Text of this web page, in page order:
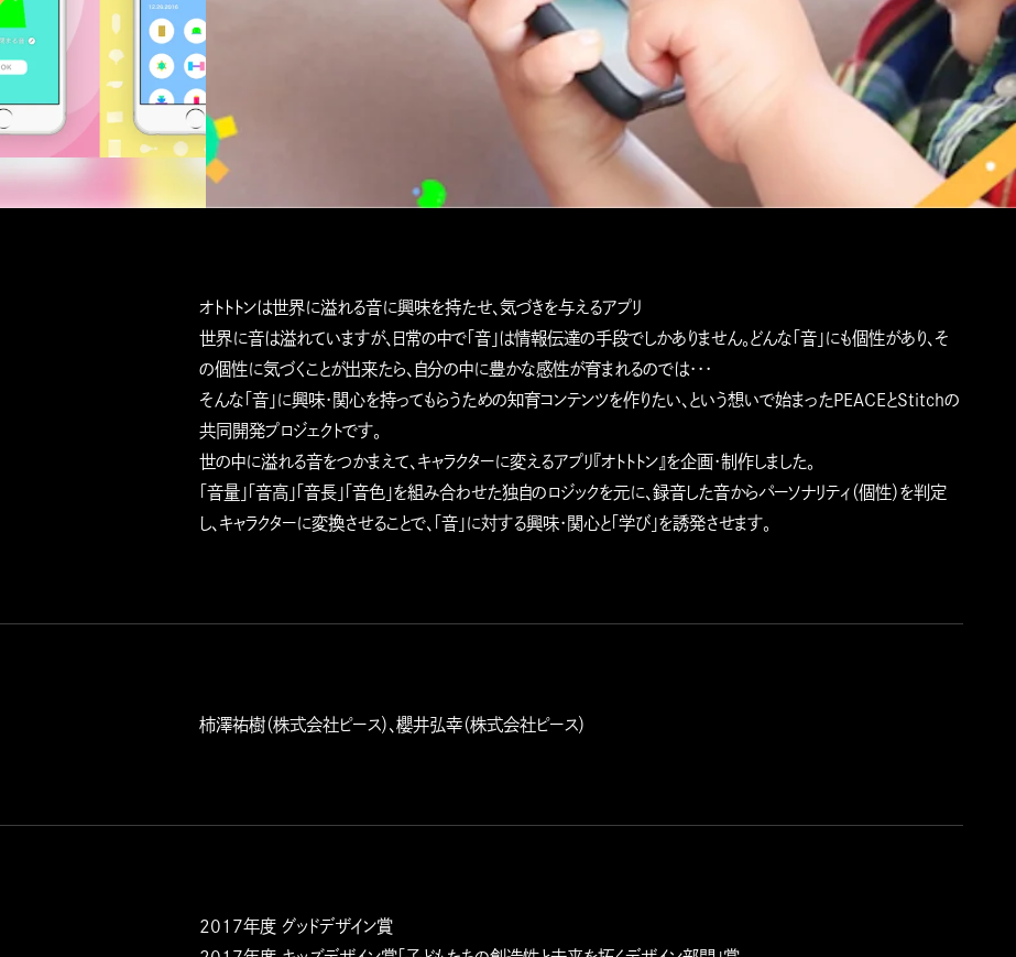
オトトトンは世界に溢れる音に興味を持たせ、気づきを与えるアプリ
世界に音は溢れていますが、日常の中で「音」は情報伝達の手段でしかありません。どんな「音」にも個性があり、そ
の個性に気づくことが出来たら、自分の中に豊かな感性が育まれるのでは・・・
そんな「音」に興味・関心を持ってもらうための知育コンテンツを作りたい、という想いで始まったPEACEとStitchの
共同開発プロジェクトです。
世の中に溢れる音をつかまえて、キャラクターに変えるアプリ『オトトトン』を企画・制作しました。
「音量」「音高」「音長」「音色」を組み合わせた独自のロジックを元に、録音した音からパーソナリティ（個性）を判定
し、キャラクターに変換させることで、「音」に対する興味・関心と「学び」を誘発させます。
柿澤祐樹（株式会社ピース）、櫻井弘幸（株式会社ピース）
2017年度 グッドデザイン賞